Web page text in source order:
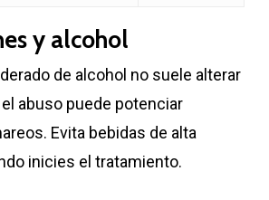
y alcohol
de alcohol no suele alterar
el abuso puede potenciar
Evita bebidas de alta
inicies el tratamiento.